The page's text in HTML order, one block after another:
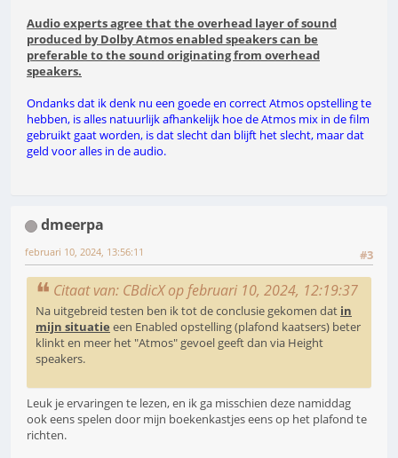
Audio experts agree that the overhead layer of sound
produced by Dolby Atmos enabled speakers can be
preferable to the sound originating from overhead
speakers.
Ondanks dat ik denk nu een goede en correct Atmos opstelling te
hebben, is alles natuurlijk afhankelijk hoe de Atmos mix in de film
gebruikt gaat worden, is dat slecht dan blijft het slecht, maar dat
geld voor alles in de audio.
dmeerpa
#3
februari 10, 2024, 13:56:11
Citaat van: CBdicX op februari 10, 2024, 12:19:37
Na uitgebreid testen ben ik tot de conclusie gekomen dat in
mijn situatie een Enabled opstelling (plafond kaatsers) beter
klinkt en meer het "Atmos" gevoel geeft dan via Height
speakers.
Leuk je ervaringen te lezen, en ik ga misschien deze namiddag
ook eens spelen door mijn boekenkastjes eens op het plafond te
richten.